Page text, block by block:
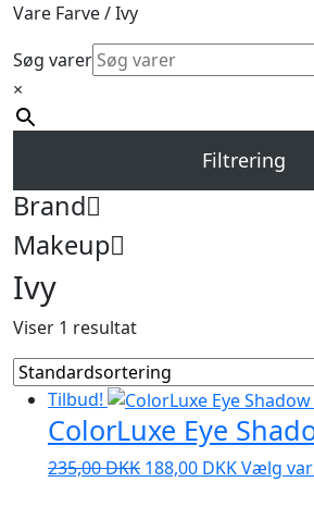
Vare Farve / Ivy
Søg varer
×
Filtrering
Brand
Makeup
Ivy
Viser 1 resultat
Tilbud!
ColorLuxe Eye
235,00DKK Den
188,00 DKKDen
Vælg